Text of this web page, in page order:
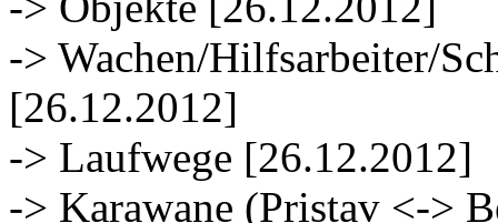
-> Wachen/Hilfsarbeiter/
[26.12.2012]
-> Laufwege [26.12.2012]
-> Karawane (Pristav <->